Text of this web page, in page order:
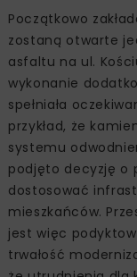
Początkowo
zostaną otwarte
asfaltu na ul.
wykonanie
spełniała
przykład, że
systemu
podjęto decyzję o
dostosować
mieszkańców.
jest więc
trwałość